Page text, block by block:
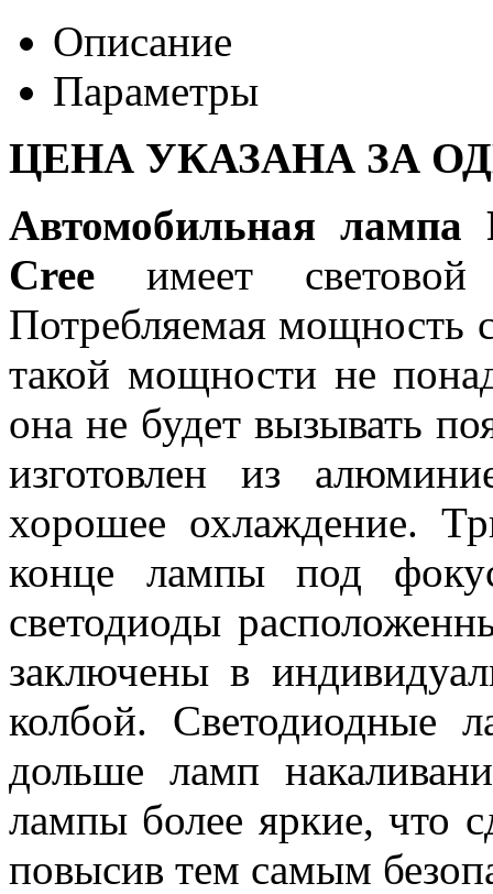
Описание
Параметры
ЦЕНА УКАЗАНА ЗА
Автомобильная лампа
Creeимеет
Потребляемая мощность
такой мощности не
она не будет вызывать
изготовлен из
хорошее охлаждение.
конце лампы под
светодиоды
заключены в
колбой. Светодиодные
дольше ламп
лампы более яркие, что
повысив тем самым